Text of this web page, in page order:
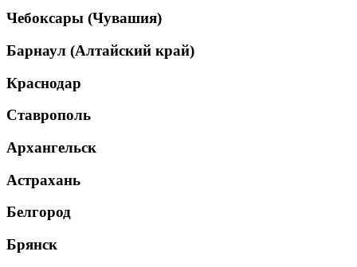
Чебоксары (Чувашия)
Барнаул (Алтайский край)
Краснодар
Ставрополь
Архангельск
Астрахань
Белгород
Брянск